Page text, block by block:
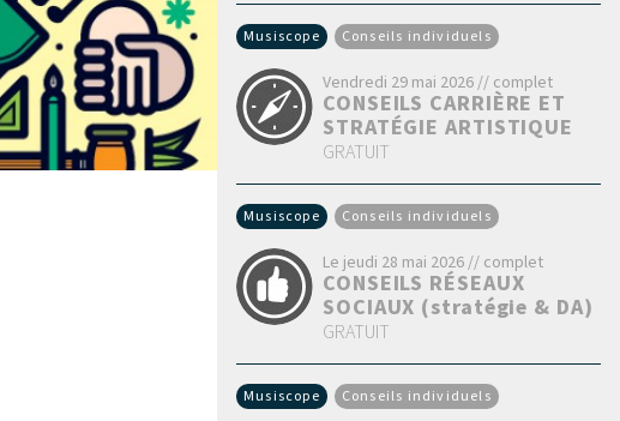
Musiscope Conseils individuels
Vendredi 29 mai 2026 // complet
CONSEILS CARRIÈRE ET
STRATÉGIE ARTISTIQUE
GRATUIT
Musiscope Conseils individuels
Le jeudi 28 mai 2026 // complet
CONSEILS RÉSEAUX
SOCIAUX (stratégie & DA)
GRATUIT
Musiscope Conseils individuels